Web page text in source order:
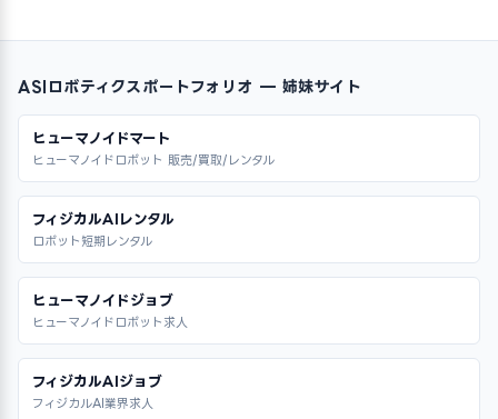
ASIロボティクスポートフォリオ — 姉妹サイト
ヒューマノイドマート
ヒューマノイドロボット 販売/買取/レンタル
フィジカルAIレンタル
ロボット短期レンタル
ヒューマノイドジョブ
ヒューマノイドロボット求人
フィジカルAIジョブ
フィジカルAI業界求人